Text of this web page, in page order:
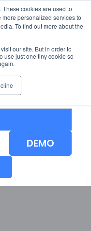
These cookies are used to
personalized services to
To find out more about the
our site. But in order to
use just one tiny cookie so
Show submenu for
DEMO